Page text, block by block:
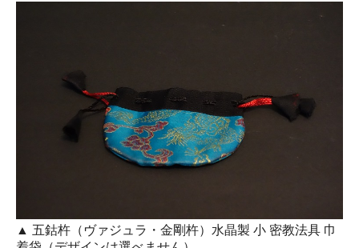
▲ 五鈷杵（ヴァジュラ・金剛杵）水晶製 小 密教法具 巾